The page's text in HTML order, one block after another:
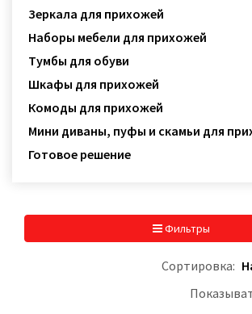
Зеркала для прихожей
Наборы мебели для прихожей
Тумбы для обуви
Шкафы для прихожей
Комоды для прихожей
Мини диваны, пуфы и скамьи для
Готовое решение
Фильтры
Сортировка: